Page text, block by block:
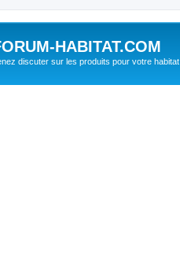
HABITAT.COM
discuter sur les produits pour votre habitat